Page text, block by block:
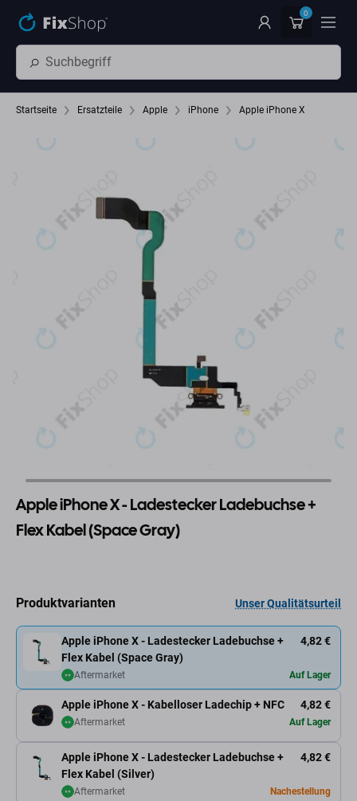
0
Startseite Ersatzteile Apple iPhone Apple iPhone X
Apple iPhone X - Ladestecker Ladebuchse +
Flex Kabel (Space Gray)
Produktvarianten Unser Qualitätsurteil
Apple iPhone X - Kabelloser Ladechip + NFC 4,82 €
Aftermarket Auf Lager
Apple iPhone X - Ladestecker Ladebuchse +
Flex Kabel (Silver)
4,82 €
Aftermarket Nachestellung
Apple iPhone X - Ladestecker Ladebuchse +
Flex Kabel (Space Gray)
4,82 €
Aftermarket Auf Lager